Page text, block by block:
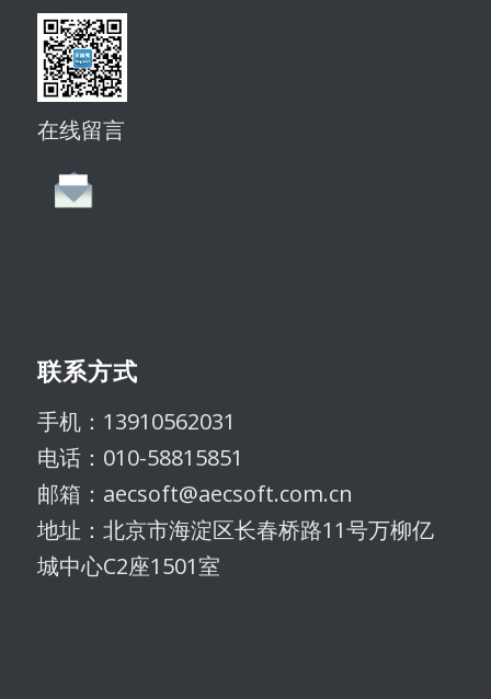
在线留言
联系方式
手机：13910562031
电话：010-58815851
邮箱：aecsoft@aecsoft.com.cn
地址：北京市海淀区长春桥路11号万柳亿
城中心C2座1501室